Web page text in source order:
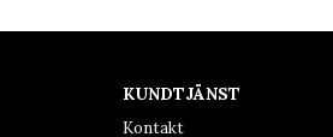
KUNDTJÄNST
Kontakt